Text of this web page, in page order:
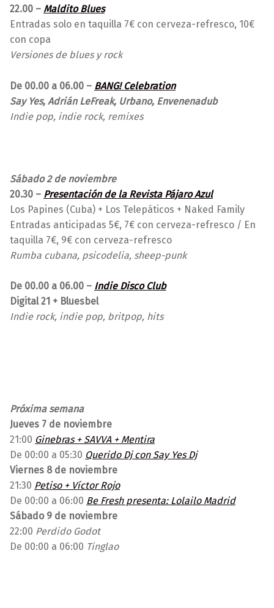
22.00 – Maldito Blues
Entradas solo en taquilla 7€ con cerveza-refresco, 10€
con copa
Versiones de blues y rock
De 00.00 a 06.00 – BANG! Celebration
Say Yes, Adrián LeFreak, Urbano, Envenenadub
Indie pop, indie rock, remixes
Sábado 2 de noviembre
20.30 – Presentación de la Revista Pájaro Azul
Los Papines (Cuba) + Los Telepáticos + Naked Family
Entradas anticipadas 5€, 7€ con cerveza-refresco / En
taquilla 7€, 9€ con cerveza-refresco
Rumba cubana, psicodelia, sheep-punk
De 00.00 a 06.00 – Indie Disco Club
Digital 21 + Bluesbel
Indie rock, indie pop, britpop, hits
Próxima semana
Jueves 7 de noviembre
21:00 Ginebras + SAVVA + Mentira
De 00:00 a 05:30 Querido Dj con Say Yes Dj
Viernes 8 de noviembre
21:30 Petiso + Víctor Rojo
De 00:00 a 06:00 Be Fresh presenta: Lolailo Madrid
Sábado 9 de noviembre
22:00 Perdido Godot
De 00:00 a 06:00 Tinglao